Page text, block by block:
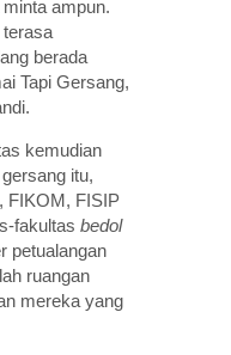
ampun.
berada
Tapi Gersang,
kemudian
itu,
FIKOM, FISIP
fakultas bedol
petualangan
ruangan
mereka yang